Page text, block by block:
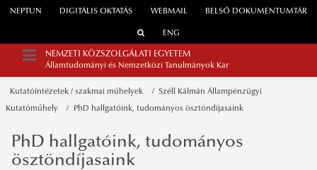
WEBMAIL
NEPTUN DIGITÁLIS OKTATÁS BELSŐ DOKUMENTUMTÁR
ENG
NEMZETI KÖZSZOLGÁLATI EGYETEM
Államtudományi és Nemzetközi Tanulmányok Kar
Kutatóintézetek / szakmai műhelyek Széll Kálmán Állampénzügyi
Kutatóműhely PhD hallgatóink, tudományos ösztöndíjasaink
PhD hallgatóink, tudományos
ösztöndíjasaink